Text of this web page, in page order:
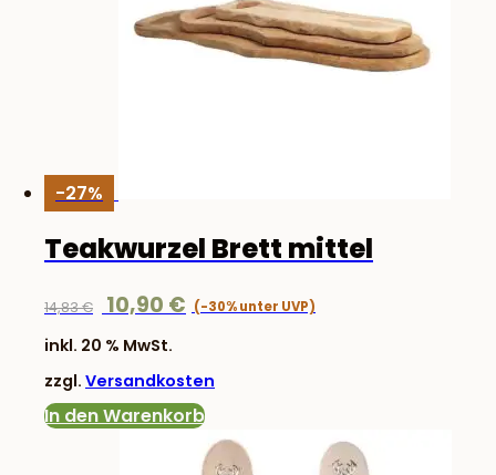
-27%
Teakwurzel Brett mittel
14,83€
Ursprünglicher
war:
14,83 €
10,90€
inkl. 20 % MwSt.
zzgl. Versandkosten
In den Warenkorb